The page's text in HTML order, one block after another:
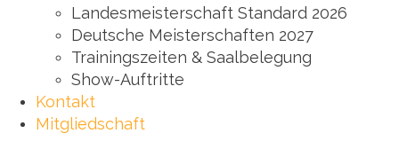
Landesmeisterschaft Standard 2026
Deutsche Meisterschaften 2027
Trainingszeiten & Saalbelegung
Show-Auftritte
Kontakt
Mitgliedschaft